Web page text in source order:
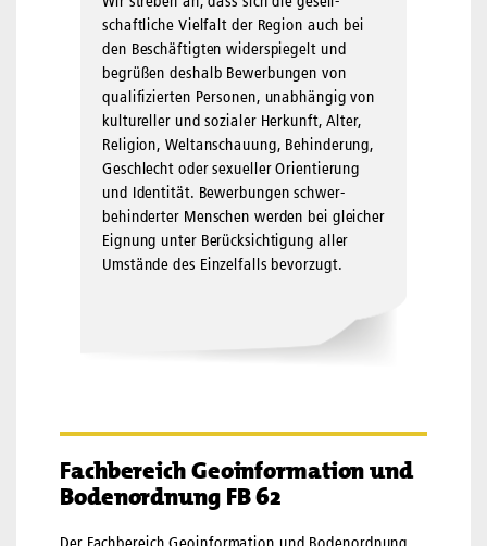
schaftliche Viel­falt der Region auch bei
den Beschäftigten wider­spiegelt und
begrüßen deshalb Bewerbungen von
qualifizierten Per­sonen, unabhängig von
kultureller und sozialer Herkunft, Alter,
Reli­gion, Welt­anschauung, Behinderung,
Geschlecht oder sexueller Orientierung
und Identität. Bewerbungen schwer­
behinderter Menschen werden bei gleicher
Eignung unter Berück­sichtigung aller
Umstände des Einzelfalls bevorzugt.
Fachbereich Geoinformation und
Bodenordnung FB 62